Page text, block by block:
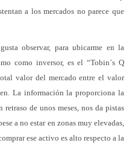
a los mercados no parece que
observar, para ubicarme en la
como inversor, es el “Tobin´s Q
valor del mercado entre el valor
La información la proporciona la
retraso de unos meses, nos da pistas
a no estar en zonas muy elevadas,
ese activo es alto respecto a la